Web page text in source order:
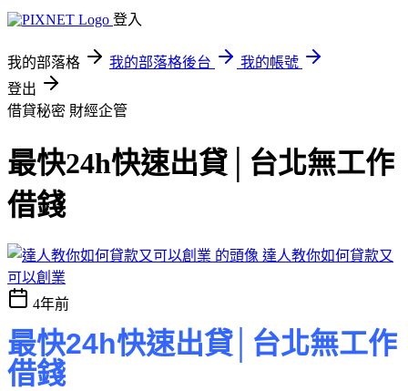
登入
我的部落格 我的部落格後台
我的帳號
登出
借貸秘密 財經企管
最快24h快速出貸│台北無工作
借錢
達人教你如何貸款又
可以創業
4年前
最快24h快速出貸│台北無工作
借錢